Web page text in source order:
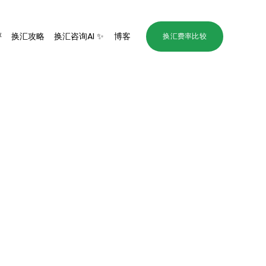
换汇攻略 换汇咨询AI ✨ 博客 换汇费率比较